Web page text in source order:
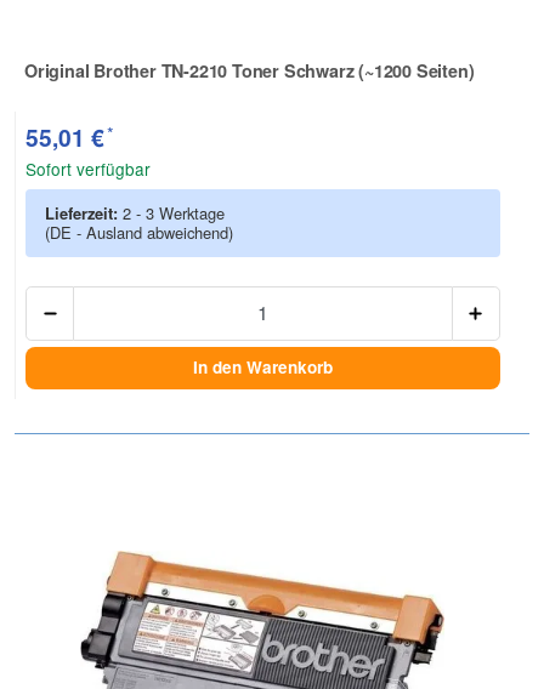
Original Brother TN-2210 Toner Schwarz (~1200 Seiten)
Zur Artikelbewertung
55,01 €*
Sofort verfügbar
Lieferzeit: 2 - 3 Werktage
(DE - Ausland abweichend)
In den Warenkorb